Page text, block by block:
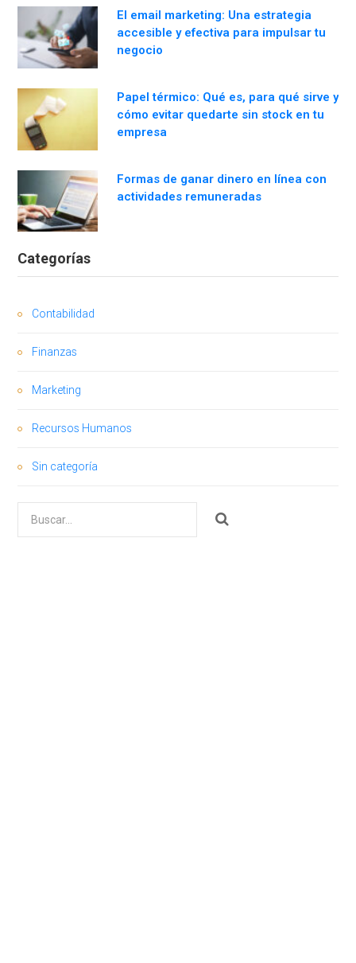
El email marketing: Una estrategia
accesible y efectiva para impulsar tu
negocio
Papel térmico: Qué es, para qué sirve y
cómo evitar quedarte sin stock en tu
empresa
Formas de ganar dinero en línea con
actividades remuneradas
Categorías
Contabilidad
Finanzas
Marketing
Recursos Humanos
Sin categoría
por: